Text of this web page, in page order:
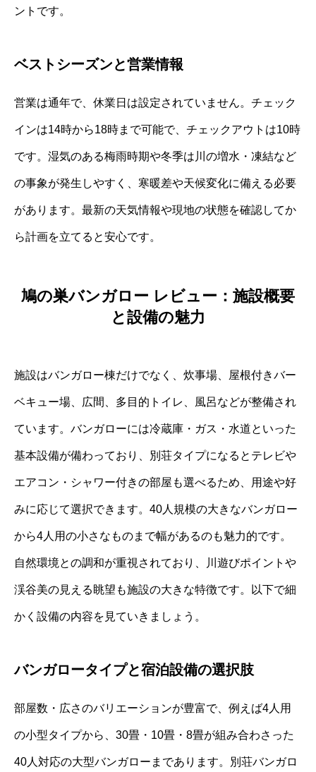
ントです。
ベストシーズンと営業情報
営業は通年で、休業日は設定されていません。チェック
インは14時から18時まで可能で、チェックアウトは10時
です。湿気のある梅雨時期や冬季は川の増水・凍結など
の事象が発生しやすく、寒暖差や天候変化に備える必要
があります。最新の天気情報や現地の状態を確認してか
ら計画を立てると安心です。
鳩の巣バンガロー レビュー：施設概要
と設備の魅力
施設はバンガロー棟だけでなく、炊事場、屋根付きバー
ベキュー場、広間、多目的トイレ、風呂などが整備され
ています。バンガローには冷蔵庫・ガス・水道といった
基本設備が備わっており、別荘タイプになるとテレビや
エアコン・シャワー付きの部屋も選べるため、用途や好
みに応じて選択できます。40人規模の大きなバンガロー
から4人用の小さなものまで幅があるのも魅力的です。
自然環境との調和が重視されており、川遊びポイントや
渓谷美の見える眺望も施設の大きな特徴です。以下で細
かく設備の内容を見ていきましょう。
バンガロータイプと宿泊設備の選択肢
部屋数・広さのバリエーションが豊富で、例えば4人用
の小型タイプから、30畳・10畳・8畳が組み合わさった
40人対応の大型バンガローまであります。別荘バンガロ